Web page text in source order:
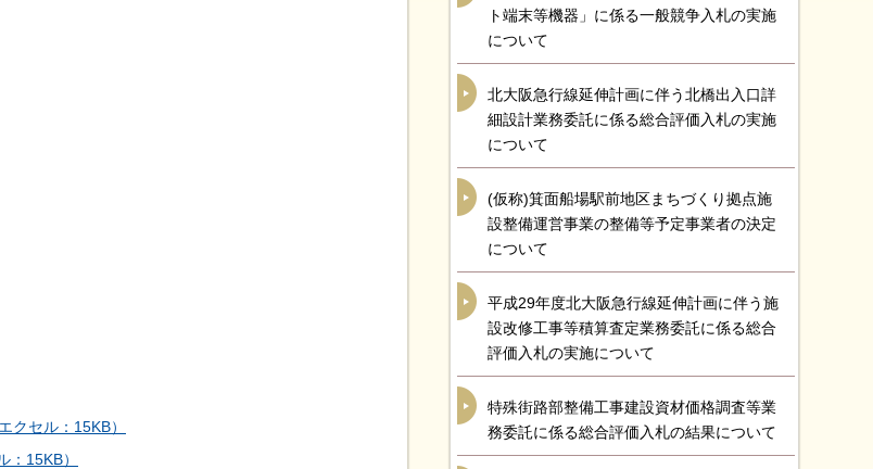
クセル：15KB）
15KB）
ト端末等機器」に係る一般競争入札の実施
について
北大阪急行線延伸計画に伴う北橋出入口詳
細設計業務委託に係る総合評価入札の実施
について
(仮称)箕面船場駅前地区まちづくり拠点施
設整備運営事業の整備等予定事業者の決定
について
平成29年度北大阪急行線延伸計画に伴う施
設改修工事等積算査定業務委託に係る総合
評価入札の実施について
特殊街路部整備工事建設資材価格調査等業
務委託に係る総合評価入札の結果について